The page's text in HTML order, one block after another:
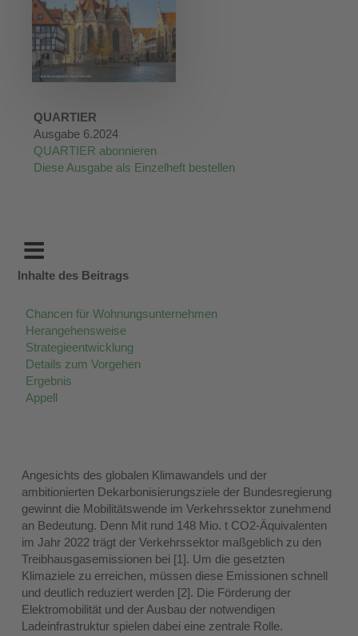
QUARTIER
Ausgabe 6.2024
QUARTIER abonnieren
Diese Ausgabe als Einzelheft bestellen
Inhalte des Beitrags
Chancen für Wohnungsunternehmen
Herangehensweise
Strategieentwicklung
Details zum Vorgehen
Ergebnis
Appell
Angesichts des globalen Klimawandels und der
ambitionierten Dekarbonisierungsziele der Bundesregierung
gewinnt die Mobilitätswende im Verkehrssektor zunehmend
an Bedeutung. Denn Mit rund 148 Mio. t CO2-Äquivalenten
im Jahr 2022 trägt der Verkehrssektor maßgeblich zu den
Treibhausgasemissionen bei [1]. Um die gesetzten
Klimaziele zu erreichen, müssen diese Emissionen schnell
und deutlich reduziert werden [2]. Die Förderung der
Elektromobilität und der Ausbau der notwendigen
Ladeinfrastruktur spielen dabei eine zentrale Rolle.